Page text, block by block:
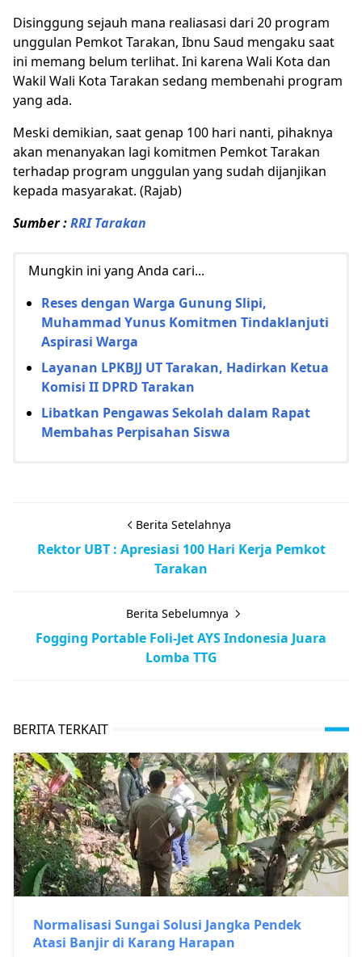
Disinggung sejauh mana realiasasi dari 20 program
unggulan Pemkot Tarakan, Ibnu Saud mengaku saat
ini memang belum terlihat. Ini karena Wali Kota dan
Wakil Wali Kota Tarakan sedang membenahi program
yang ada.
Meski demikian, saat genap 100 hari nanti, pihaknya
akan menanyakan lagi komitmen Pemkot Tarakan
terhadap program unggulan yang sudah dijanjikan
kepada masyarakat. (Rajab)
Sumber :RRI Tarakan
Mungkin ini yang Anda cari...
Reses dengan Warga Gunung Slipi,
Muhammad Yunus Komitmen Tindaklanjuti
Aspirasi Warga
Layanan LPKBJJ UT Tarakan, Hadirkan Ketua
Komisi II DPRD Tarakan
Libatkan Pengawas Sekolah dalam Rapat
Membahas Perpisahan Siswa
Berita Setelahnya
Rektor UBT : Apresiasi 100 Hari Kerja Pemkot
Tarakan
Berita Sebelumnya
Fogging Portable Foli-Jet AYS Indonesia Juara
Lomba TTG
BERITA TERKAIT
Normalisasi Sungai Solusi Jangka Pendek
Atasi Banjir di Karang Harapan